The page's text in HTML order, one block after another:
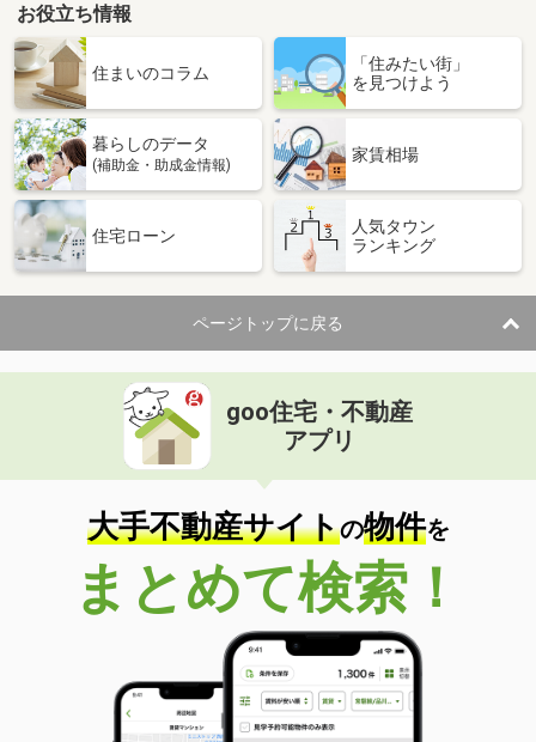
お役立ち情報
住まいのコラム
「住みたい街」
を見つけよう
暮らしのデータ
(補助金・助成金情報)
家賃相場
住宅ローン
人気タウン
ランキング
ページトップに戻る
goo住宅・不動産
アプリ
大手不動産サイトの物件を
まとめて検索！